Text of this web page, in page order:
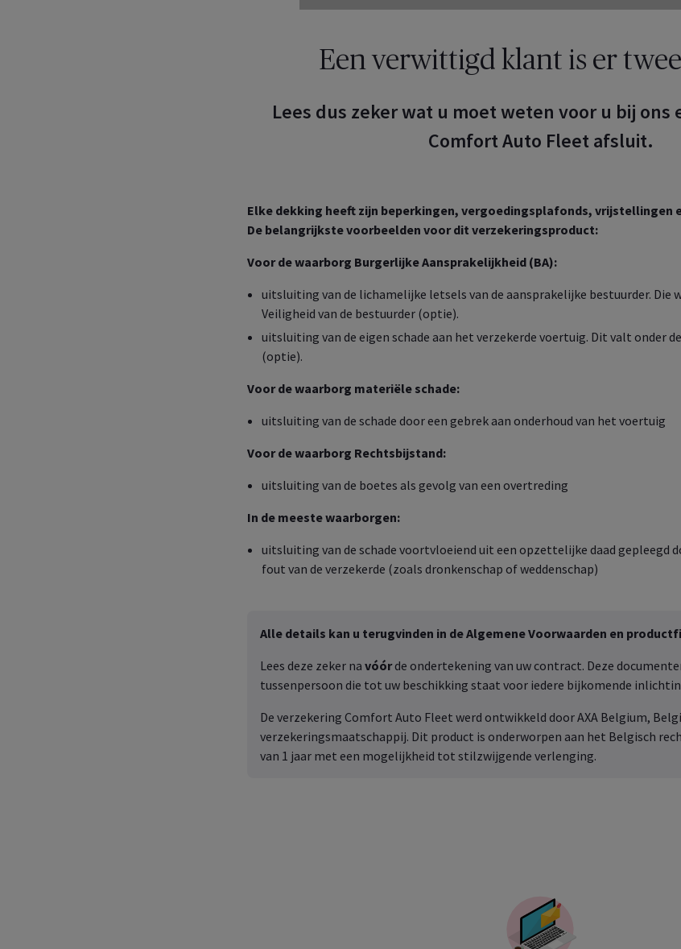
Meld u aan
AXA Pro klantenzone
Beheer de groepsverzekeringen
afsloot
gezondheidsverzekeringen
Ontdek de online
Een verwittigd klant is er
Lees dus zeker wat u moet weten voor u bij ons
Comfort Auto Fleet afsluit.
Elke dekking heeft zijn beperkingen, vergoedingsplafonds, vrijstellingen
De belangrijkste voorbeelden voor dit verzekeringsproduct:
Voor de waarborg Burgerlijke Aansprakelijkheid (BA):
uitsluiting van de lichamelijke letsels van de aansprakelijke bestuurder. Die
Veiligheid van de bestuurder (optie).
uitsluiting van de eigen schade aan het verzekerde voertuig. Dit valt onder
(optie).
Voor de waarborg materiële schade:
uitsluiting van de schade door een gebrek aan onderhoud van het voertuig
Voor de waarborg Rechtsbijstand:
uitsluiting van de boetes als gevolg van een overtreding
In de meeste waarborgen:
uitsluiting van de schade voortvloeiend uit een opzettelijke daad gepleegd
fout van de verzekerde (zoals dronkenschap of weddenschap)
Alle details kan u terugvinden in de Algemene Voorwaarden en
Lees deze zeker na vóórde ondertekening van uw contract. Deze
tussenpersoon die tot uw beschikking staat voor iedere bijkomende
De verzekering Comfort Auto Fleet werd ontwikkeld door AXA Belgium,
verzekeringsmaatschappij. Dit product is onderworpen aan het Belgisch
van 1 jaar met een mogelijkheid tot stilzwijgende verlenging.